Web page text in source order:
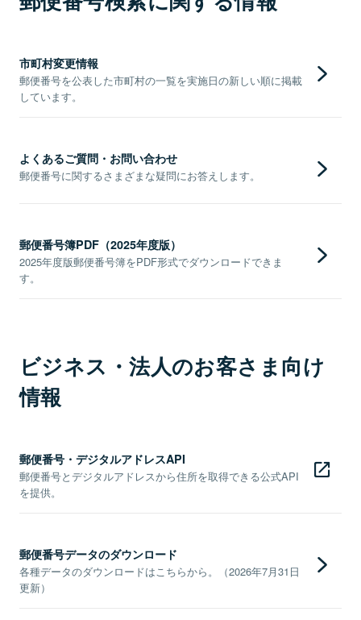
市町村変更情報
郵便番号を公表した市町村の一覧を実施日の新しい順に掲載
しています。
よくあるご質問・お問い合わせ
郵便番号に関するさまざまな疑問にお答えします。
郵便番号簿PDF（2025年度版）
2025年度版郵便番号簿をPDF形式でダウンロードできま
す。
ビジネス・法人のお客さま向け
情報
郵便番号・デジタルアドレスAPI
郵便番号とデジタルアドレスから住所を取得できる公式API
を提供。
郵便番号データのダウンロード
各種データのダウンロードはこちらから。（2026年7月31日
更新）